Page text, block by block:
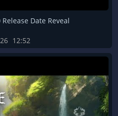
Date Reveal
12:52